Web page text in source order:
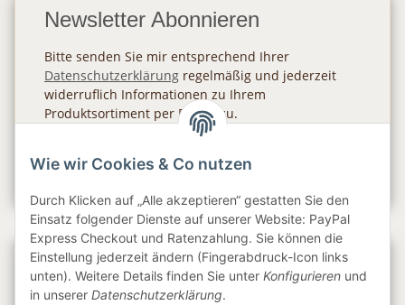
Newsletter Abonnieren
Bitte senden Sie mir entsprechend Ihrer
Datenschutzerklärung regelmäßig und jederzeit
widerruflich Informationen zu Ihrem
Produktsortiment per E-Mail zu.
Gesetzliche Informationen
Wie wir Cookies & Co nutzen
Durch Klicken auf „Alle akzeptieren“ gestatten Sie den
Einsatz folgender Dienste auf unserer Website: PayPal
Express Checkout und Ratenzahlung. Sie können die
Einstellung jederzeit ändern (Fingerabdruck-Icon links
unten). Weitere Details finden Sie unter Konfigurieren und
in unserer Datenschutzerklärung.